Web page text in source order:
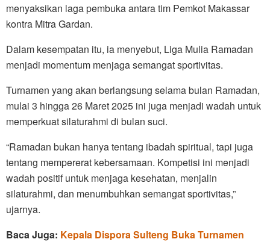
menyaksikan laga pembuka antara tim Pemkot Makassar
kontra Mitra Gardan.
Dalam kesempatan itu, ia menyebut, Liga Mulia Ramadan
menjadi momentum menjaga semangat sportivitas.
Turnamen yang akan berlangsung selama bulan Ramadan,
mulai 3 hingga 26 Maret 2025 ini juga menjadi wadah untuk
memperkuat silaturahmi di bulan suci.
“Ramadan bukan hanya tentang ibadah spiritual, tapi juga
tentang mempererat kebersamaan. Kompetisi ini menjadi
wadah positif untuk menjaga kesehatan, menjalin
silaturahmi, dan menumbuhkan semangat sportivitas,”
ujarnya.
Baca Juga: Kepala Dispora Sulteng Buka Turnamen